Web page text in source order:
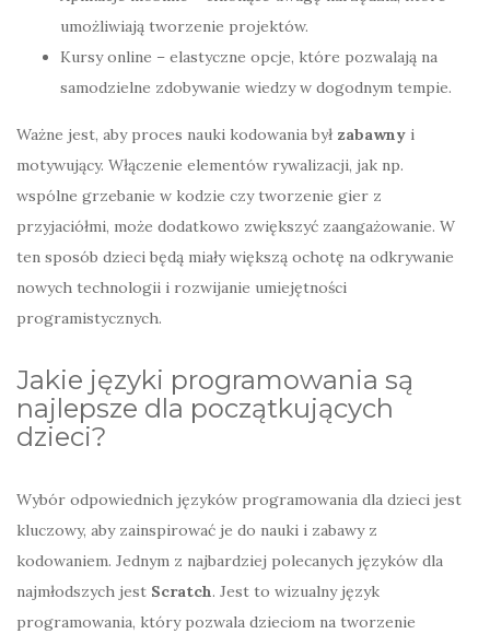
umożliwiają tworzenie projektów.
Kursy online – elastyczne opcje, które pozwalają na
samodzielne zdobywanie wiedzy w dogodnym tempie.
Ważne jest, aby proces nauki kodowania był zabawny i
motywujący. Włączenie elementów rywalizacji, jak np.
wspólne grzebanie w kodzie czy tworzenie gier z
przyjaciółmi, może dodatkowo zwiększyć zaangażowanie. W
ten sposób dzieci będą miały większą ochotę na odkrywanie
nowych technologii i rozwijanie umiejętności
programistycznych.
Jakie języki programowania są
najlepsze dla początkujących
dzieci?
Wybór odpowiednich języków programowania dla dzieci jest
kluczowy, aby zainspirować je do nauki i zabawy z
kodowaniem. Jednym z najbardziej polecanych języków dla
najmłodszych jest Scratch. Jest to wizualny język
programowania, który pozwala dzieciom na tworzenie